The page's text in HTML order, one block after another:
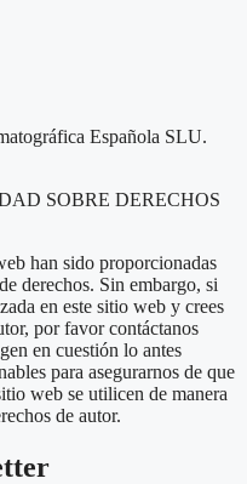
Española SLU.
SOBRE DERECHOS
han sido proporcionadas
derechos. Sin embargo, si
en este sitio web y crees
por favor contáctanos
en cuestión lo antes
para asegurarnos de que
web se utilicen de manera
de autor.